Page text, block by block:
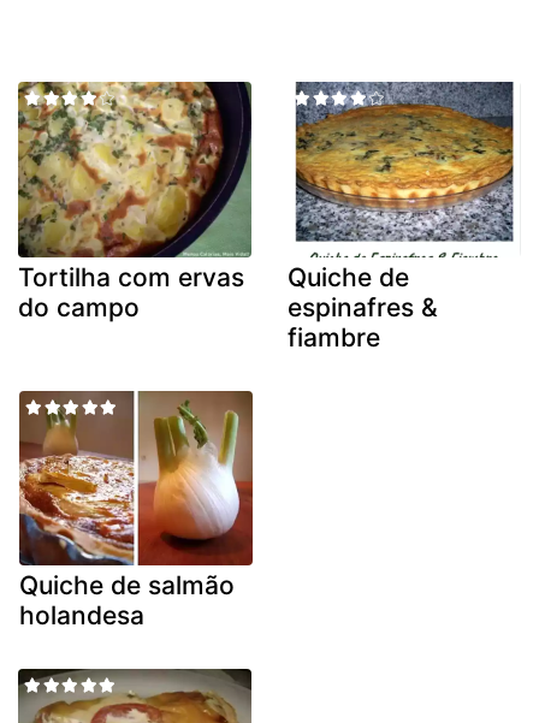
Tortilha com ervas
do campo
Quiche de
espinafres &
fiambre
Quiche de salmão
holandesa